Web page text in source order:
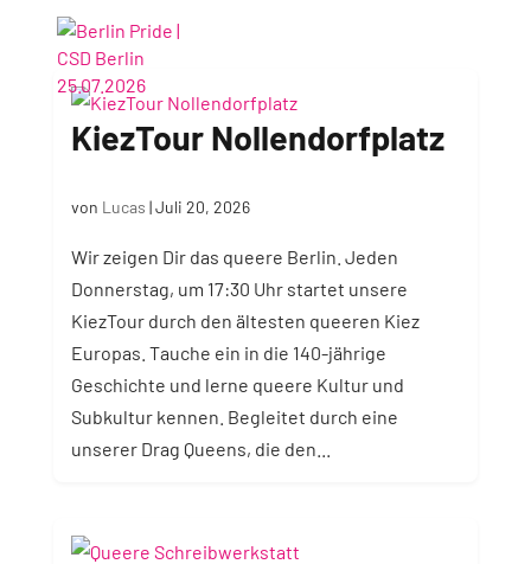
KiezTour Nollendorfplatz
von Lucas |Juli 20, 2026
Wir zeigen Dir das queere Berlin. Jeden
Donnerstag, um 17:30 Uhr startet unsere
KiezTour durch den ältesten queeren Kiez
Europas. Tauche ein in die 140-jährige
Geschichte und lerne queere Kultur und
Subkultur kennen. Begleitet durch eine
unserer Drag Queens, die den...